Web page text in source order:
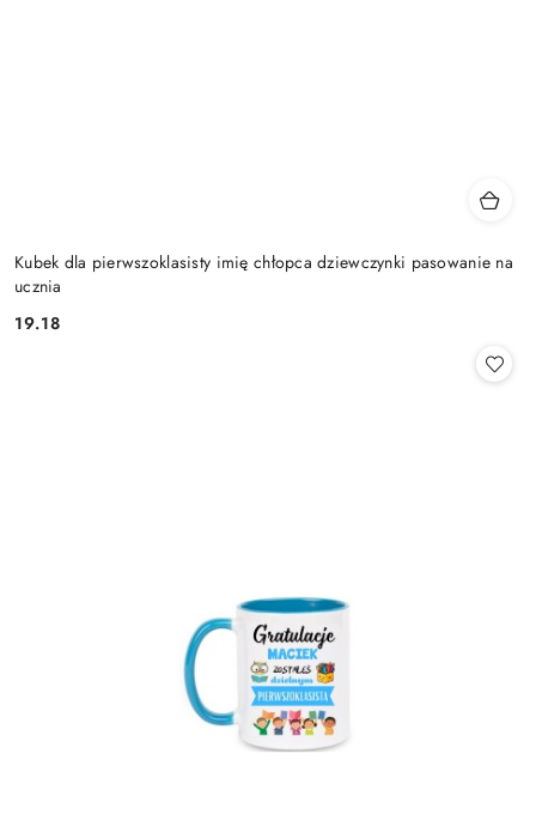
Kubek dla pierwszoklasisty imię chłopca dziewczynki pasowanie na
ucznia
Cena:
19.18